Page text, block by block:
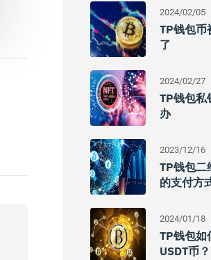
2024/02/05
TP钱包币
了
2024/02/27
TP钱包私
办
2023/12/16
TP钱包二
的支付方
2024/01/18
TP钱包如
USDT币？